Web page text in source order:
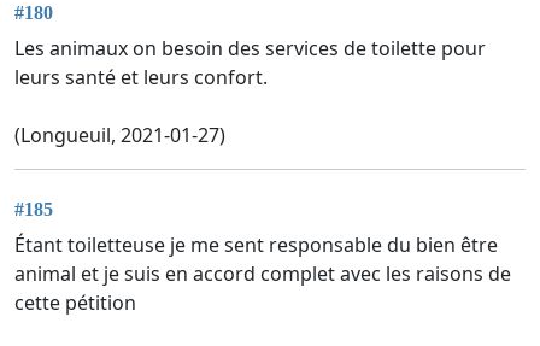
#180
Les animaux on besoin des services de toilette pour
leurs santé et leurs confort.
(Longueuil, 2021-01-27)
#185
Étant toiletteuse je me sent responsable du bien être
animal et je suis en accord complet avec les raisons de
cette pétition